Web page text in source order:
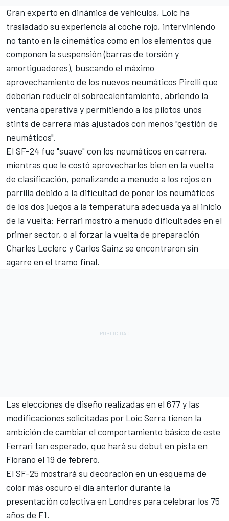
Gran experto en dinámica de vehículos, Loic ha
trasladado su experiencia al coche rojo, interviniendo
no tanto en la cinemática como en los elementos que
componen la suspensión (barras de torsión y
amortiguadores), buscando el máximo
aprovechamiento de los nuevos neumáticos Pirelli que
deberían reducir el sobrecalentamiento, abriendo la
ventana operativa y permitiendo a los pilotos unos
stints de carrera más ajustados con menos "gestión de
neumáticos".
El SF-24 fue "suave" con los neumáticos en carrera,
mientras que le costó aprovecharlos bien en la vuelta
de clasificación, penalizando a menudo a los rojos en
parrilla debido a la dificultad de poner los neumáticos
de los dos juegos a la temperatura adecuada ya al inicio
de la vuelta: Ferrari mostró a menudo dificultades en el
primer sector, o al forzar la vuelta de preparación
Charles Leclerc y Carlos Sainz se encontraron sin
agarre en el tramo final.
Las elecciones de diseño realizadas en el 677 y las
modificaciones solicitadas por Loic Serra tienen la
ambición de cambiar el comportamiento básico de este
Ferrari tan esperado, que hará su debut en pista en
Fiorano el 19 de febrero.
El SF-25 mostrará su decoración en un esquema de
color más oscuro el día anterior durante la
presentación colectiva en Londres para celebrar los 75
años de F1.